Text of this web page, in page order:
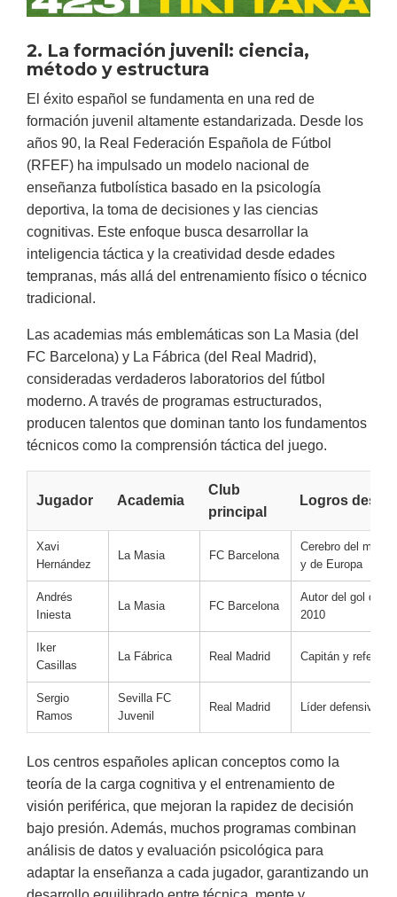
2. La formación juvenil: ciencia,
método y estructura
El éxito español se fundamenta en una red de
formación juvenil altamente estandarizada. Desde los
años 90, la Real Federación Española de Fútbol
(RFEF) ha impulsado un modelo nacional de
enseñanza futbolística basado en la psicología
deportiva, la toma de decisiones y las ciencias
cognitivas. Este enfoque busca desarrollar la
inteligencia táctica y la creatividad desde edades
tempranas, más allá del entrenamiento físico o técnico
tradicional.
Las academias más emblemáticas son La Masia (del
FC Barcelona) y La Fábrica (del Real Madrid),
consideradas verdaderos laboratorios del fútbol
moderno. A través de programas estructurados,
producen talentos que dominan tanto los fundamentos
técnicos como la comprensión táctica del juego.
Jugador Academia
Club
principal
Logros
Xavi
Hernández
La Masia FC Barcelona
Cerebro del
y de Europa
Andrés
Iniesta
La Masia FC Barcelona
Autor del gol
2010
Iker
Casillas
La Fábrica Real Madrid Capitán y
Sergio
Ramos
Sevilla FC
Juvenil
Real Madrid Líder defensivo
Los centros españoles aplican conceptos como la
teoría de la carga cognitiva y el entrenamiento de
visión periférica, que mejoran la rapidez de decisión
bajo presión. Además, muchos programas combinan
análisis de datos y evaluación psicológica para
adaptar la enseñanza a cada jugador, garantizando un